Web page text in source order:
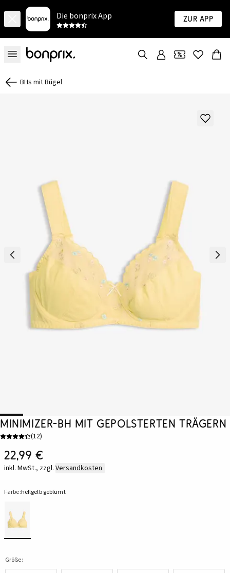
Die bonprix App Zur App
BHs mit Bügel
Minimizer-BH mit gepolsterten Trägern
(12)
22,99 €
inkl. MwSt., zzgl. Versandkosten
Farbe:hellgelb geblümt
Größe: